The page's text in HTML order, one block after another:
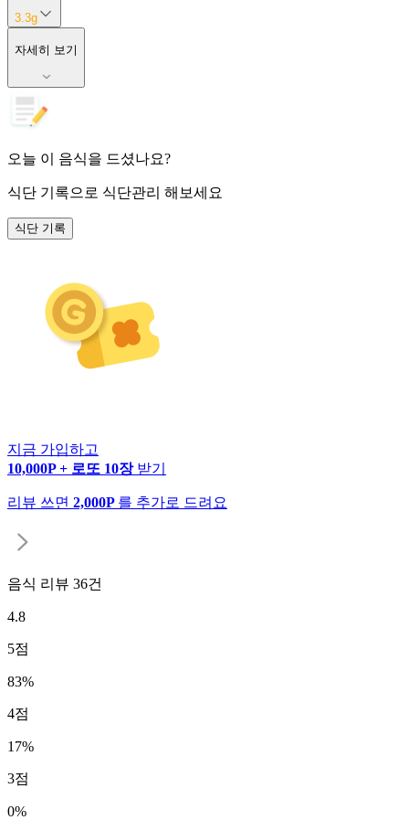
3.3g
자세히 보기
오늘 이 음식을 드셨나요?
식단 기록으로 식단관리 해보세요
식단 기록
지금 가입하고
10,000P + 로또 10장 받기
리뷰 쓰면 2,000P 를 추가로 드려요
음식 리뷰 36건
4.8
5점
83%
4점
17%
3점
0%